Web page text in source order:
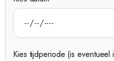
Kies tijdperiode (is